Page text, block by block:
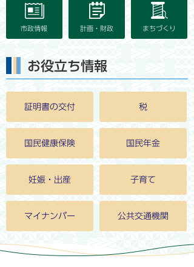
市政情報 計画・財政 まちづくり
お役立ち情報
証明書の交付 税
国民健康保険 国民年金
妊娠・出産 子育て
マイナンバー 公共交通機関